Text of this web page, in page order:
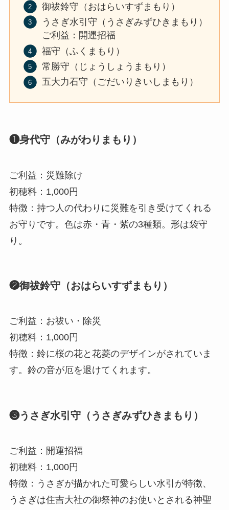
御祓鈴守（おはらいすずまもり）
うさぎ水引守（うさぎみずひきまもり）
ご利益：開運招福
福守（ふくまもり）
常勝守（じょうしょうまもり）
五大力石守（ごだいりきいしまもり）
❶身代守（みがわりまもり）
ご利益：災難除け
初穂料：1,000円
特徴：持つ人の代わりに災難を引き受けてくれる
お守りです。色は赤・青・紫の3種類。形は袋守
り。
❷御祓鈴守（おはらいすずまもり）
ご利益：お祓い・除災
初穂料：1,000円
特徴：鈴に桜の花と花菱のデザインがされていま
す。鈴の音が厄を退けてくれます。
❸うさぎ水引守（うさぎみずひきまもり）
ご利益：開運招福
初穂料：1,000円
特徴：うさぎが描かれた可愛らしい水引が特徴、
うさぎは住吉大社の御祭神のお使いとされる神聖